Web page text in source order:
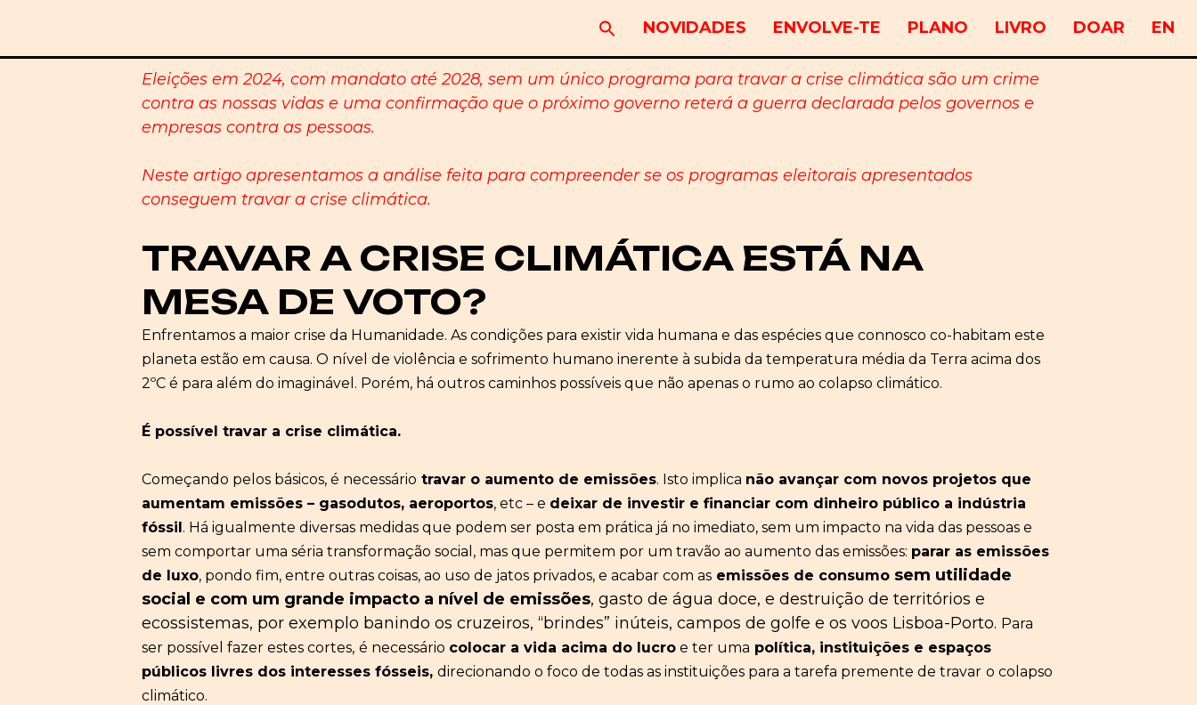
NOVIDADES ENVOLVE-TE PLANO LIVRO DOAR EN
Eleições em 2024, com mandato até 2028, sem um único programa para travar a crise climática são um crime
contra as nossas vidas e uma confirmação que o próximo governo reterá a guerra declarada pelos governos e
empresas contra as pessoas.
Neste artigo apresentamos a análise feita para compreender se os programas eleitorais apresentados
conseguem travar a crise climática.
TRAVAR A CRISE CLIMÁTICA ESTÁ NA
MESA DE VOTO?
Enfrentamos a maior crise da Humanidade. As condições para existir vida humana e das espécies que connosco co-habitam este
planeta estão em causa. O nível de violência e sofrimento humano inerente à subida da temperatura média da Terra acima dos
2ºC é para além do imaginável. Porém, há outros caminhos possíveis que não apenas o rumo ao colapso climático.
É possível travar a crise climática.
Começando pelos básicos, é necessário travar o aumento de emissões. Isto implica não avançar com novos projetos que
aumentam emissões – gasodutos, aeroportos, etc – e deixar de investir e financiar com dinheiro público a indústria
fóssil. Há igualmente diversas medidas que podem ser posta em prática já no imediato, sem um impacto na vida das pessoas e
sem comportar uma séria transformação social , mas que permitem por um travão ao aumento das emissões: parar as emissões
de luxo, pondo fim, entre outras coisas, ao uso de jatos privados, e acabar com as emissões de consumo sem utilidade
social e com um grande impacto a nível de emissões, gasto de água doce, e destruição de territórios e
ecossistemas, por exemplo banindo os cruzeiros, “brindes” inúteis, campos de golfe e os voos Lisboa-Porto. Para
ser possível fazer estes cortes, é necessário colocar a vida acima do lucro e ter uma política, instituições e espaços
públicos livres dos interesses fósseis, direcionando o foco de todas as instituições para a tarefa premente de travar o colapso
climático.